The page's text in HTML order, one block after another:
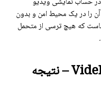
را در یک محیط امن و بدون
که هیچ ترسی از متحمل
حساب آزمایشی VideForex – نتیجه